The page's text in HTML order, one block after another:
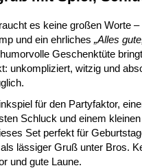
es keine großen Worte
und ein ehrliches „Alles
Geschenktüte
unkompliziert, witzig und
für den Partyfaktor,
Schluck und einem
Set perfekt für
lässiger Gruß unter Bros.
und gute Laune.